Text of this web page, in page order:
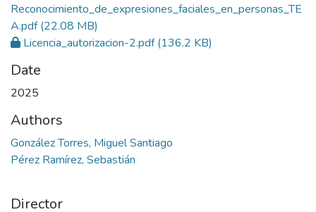
Reconocimiento_de_expresiones_faciales_en_personas_TE
A.pdf(22.08 MB)
Licencia_autorizacion-2.pdf(136.2 KB)
Date
2025
Authors
González Torres, Miguel Santiago
Pérez Ramírez, Sebastián
Director